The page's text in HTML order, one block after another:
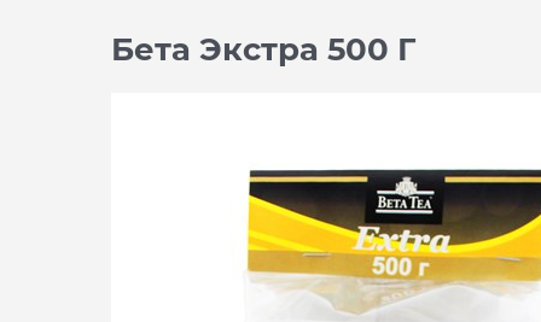
Бета Экстра 500 Г